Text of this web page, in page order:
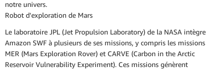
notre univers.
Robot d'exploration de Mars
Le laboratoire JPL (Jet Propulsion Laboratory) de la NASA intègre
Amazon SWF à plusieurs de ses missions, y compris les missions
MER (Mars Exploration Rover) et CARVE (Carbon in the Arctic
Reservoir Vulnerability Experiment). Ces missions génèrent